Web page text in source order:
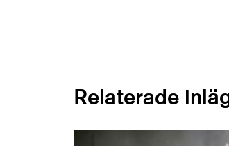
Relaterade